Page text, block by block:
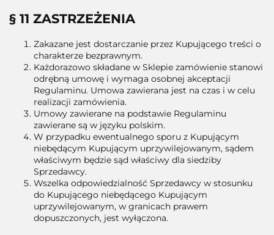
§ 11 ZASTRZEŻENIA
Zakazane jest dostarczanie przez Kupującego treści o
charakterze bezprawnym.
Każdorazowo składane w Sklepie zamówienie stanowi
odrębną umowę i wymaga osobnej akceptacji
Regulaminu. Umowa zawierana jest na czas i w celu
realizacji zamówienia.
Umowy zawierane na podstawie Regulaminu
zawierane są w języku polskim.
W przypadku ewentualnego sporu z Kupującym
niebędącym Kupującym uprzywilejowanym, sądem
właściwym będzie sąd właściwy dla siedziby
Sprzedawcy.
Wszelka odpowiedzialność Sprzedawcy w stosunku
do Kupującego niebędącego Kupującym
uprzywilejowanym, w granicach prawem
dopuszczonych, jest wyłączona.